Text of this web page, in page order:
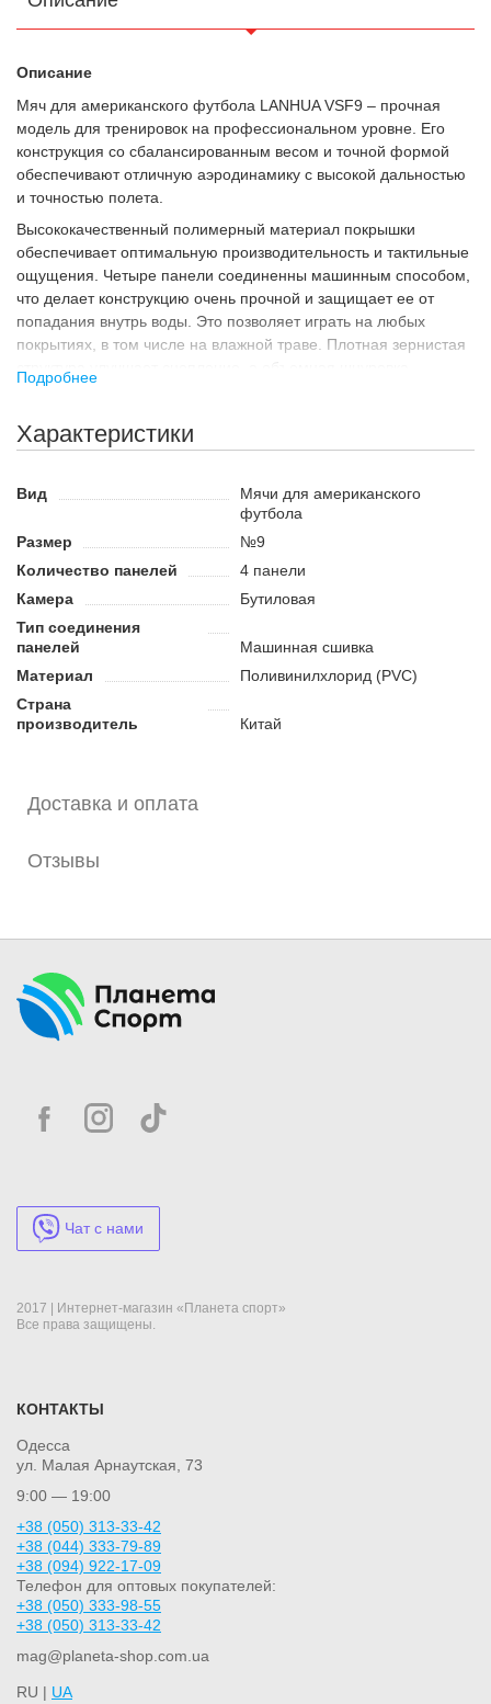
Описание
Мяч для американского футбола LANHUA VSF9 – прочная
модель для тренировок на профессиональном уровне. Его
конструкция со сбалансированным весом и точной формой
обеспечивают отличную аэродинамику с высокой дальностью
и точностью полета.
Высококачественный полимерный материал покрышки
обеспечивает оптимальную производительность и тактильные
ощущения. Четыре панели соединенны машинным способом,
что делает конструкцию очень прочной и защищает ее от
попадания внутрь воды. Это позволяет играть на любых
покрытиях, в том числе на влажной траве. Плотная зернистая
способствует правильному захвату пальцами.
Назначение
Американский футбол – это увлекательный вид спорта,
выносливость и тактическое мышление. С мячом LANHUA
VSF9 вы можете выполнять точные передачи и сильные удары
ногами, совершенствуя свои навыки. Играть можно как в
помещении и на открытом воздухе.
Преимущества:
Прочная конструкция создана для интенсивных
тренировок и игр.
Зернистая текстура покрышки обеспечивает лучшее
сцепление.
Мяч имеет высокую дальность и точность полета.
Подробнее
Характеристики
Вид
Мячи для американского
футбола
Размер
№9
Количество панелей
4 панели
Камера
Бутиловая
Тип соединения
панелей
Машинная сшивка
Материал
Поливинилхлорид (PVC)
Страна
производитель
Китай
Доставка и оплата
Отзывы
Чат с нами
2017 | Интернет-магазин «Планета спорт»
Все права защищены.
КОНТАКТЫ
Одесса
ул. Малая Арнаутская, 73
9:00 — 19:00
+38 (050) 313-33-42
+38 (044) 333-79-89
+38 (094) 922-17-09
Телефон для оптовых покупателей:
+38 (050) 333-98-55
+38 (050) 313-33-42
mag@planeta-shop.com.ua
RU | UA